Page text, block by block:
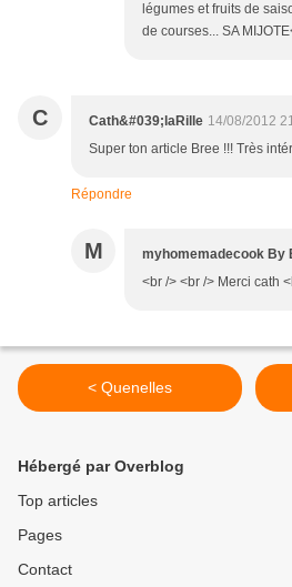
légumes et fruits de
de courses... SA
C Cath&#039;laRille 14/08/2012
Super ton article Bree !!! Très
Répondre
M myhomemadecook By
<br /> <br /> Merci cath
< Quenelles
Hébergé par Overblog
Top articles
Pages
Contact